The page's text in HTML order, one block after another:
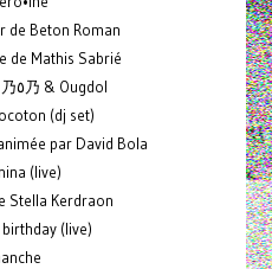
de Beton Roman
de Mathis Sabrié
18h : Diffusion 乃٥乃 & Ougdol
(dj set)
par David Bola
(live)
Stella Kerdraon
(live)